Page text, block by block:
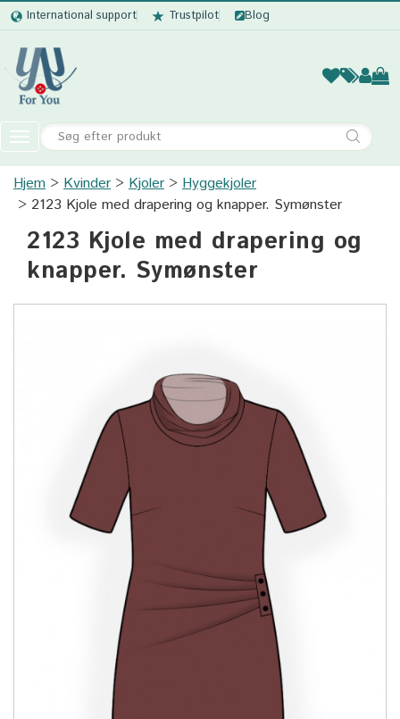
International support Trustpilot Blog
Kvinder
Toggle
navigation
Kvinder
Hjem Kvinder Kjoler
Hyggekjoler
2123 Kjole med drapering og knapper. Symønster
2123 Kjole med drapering og
knapper. Symønster